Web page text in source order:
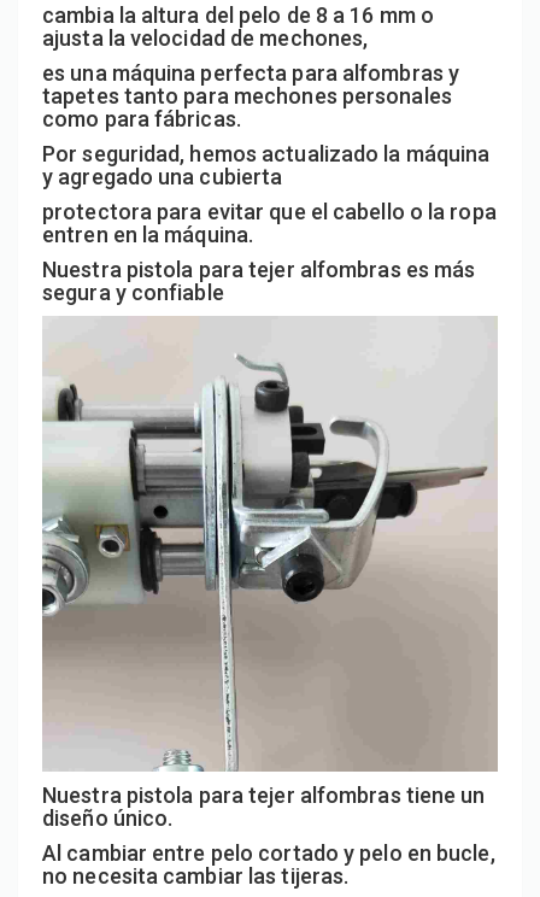
cambia la altura del pelo de 8 a 16 mm o
ajusta la velocidad de mechones,
es una máquina perfecta para alfombras y
tapetes tanto para mechones personales
como para fábricas.
Por seguridad, hemos actualizado la máquina
y agregado una cubierta
protectora para evitar que el cabello o la ropa
entren en la máquina.
Nuestra pistola para tejer alfombras es más
segura y confiable
Nuestra pistola para tejer alfombras tiene un
diseño único.
Al cambiar entre pelo cortado y pelo en bucle,
no necesita cambiar las tijeras.